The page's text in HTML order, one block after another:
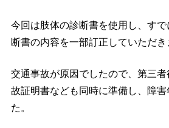
今回は肢体の診断書を使用し、す
断書の内容を一部訂正していただき
交通事故が原因でしたので、第三
故証明書なども同時に準備し、障
た。